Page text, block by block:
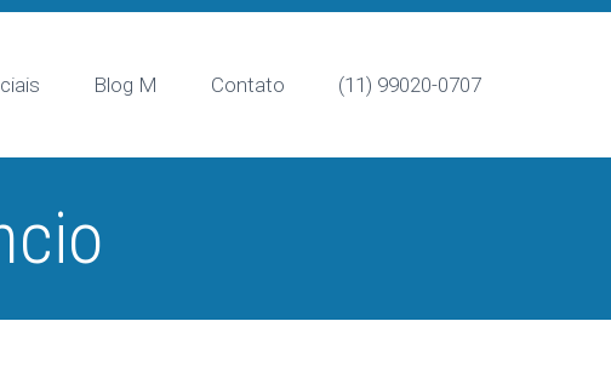
Blog M Contato (11) 99020-0707